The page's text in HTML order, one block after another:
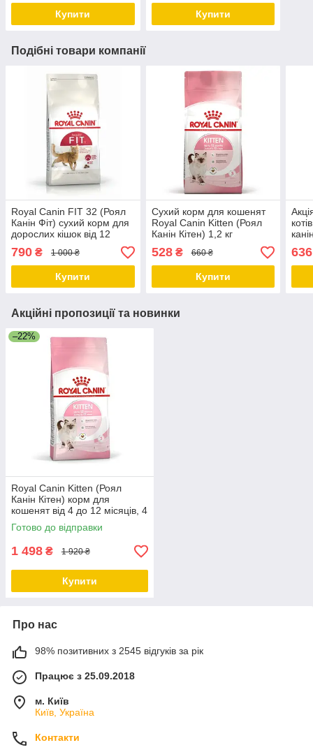
Купити Купити
Подібні товари компанії
Royal Canin FIT 32 (Роял
Канін Фіт) сухий корм для
дорослих кішок від 12
місяців до 7 років, 2 КГ
790 ₴ 1 000 ₴
Купити
Сухий корм для кошенят
Royal Canin Kitten (Роял
Канін Кітен) 1,2 кг
528₴ 660 ₴
Купити
+
636
Акційні пропозиції та новинки
–22%
Royal Canin Kitten (Роял
Канін Кітен) корм для
кошенят від 4 до 12 місяців, 4
КГ
Готово до відправки
1 498 ₴ 1 920 ₴
Купити
Про нас
98% позитивних з 2545 відгуків за рік
Працює з 25.09.2018
м. Київ
Київ, Україна
Контакти